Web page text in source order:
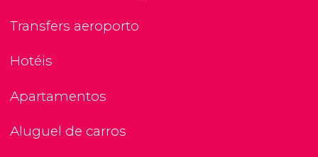
Transfers aeroporto
Hotéis
Apartamentos
Aluguel de carros